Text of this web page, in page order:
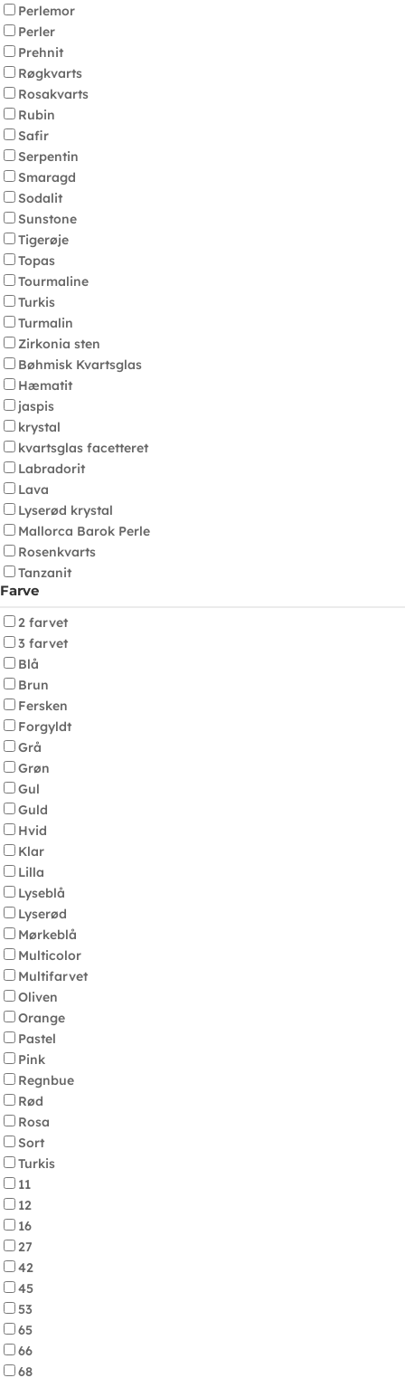
Perlemor
Perler
Prehnit
Røgkvarts
Rosakvarts
Rubin
Safir
Serpentin
Smaragd
Sodalit
Sunstone
Tigerøje
Topas
Tourmaline
Turkis
Turmalin
Zirkonia sten
Bøhmisk Kvartsglas
Hæmatit
jaspis
krystal
kvartsglas facetteret
Labradorit
Lava
Lyserød krystal
Mallorca Barok Perle
Rosenkvarts
Tanzanit
Farve
2 farvet
3 farvet
Blå
Brun
Fersken
Forgyldt
Grå
Grøn
Gul
Guld
Hvid
Klar
Lilla
Lyseblå
Lyserød
Mørkeblå
Multicolor
Multifarvet
Oliven
Orange
Pastel
Pink
Regnbue
Rød
Rosa
Sort
Turkis
11
12
16
27
42
45
53
65
66
68